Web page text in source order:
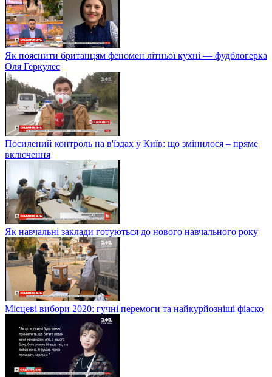
Як пояснити британцям феномен літньої кухні — фудблогерка
Оля Геркулес
Посилений контроль на в'їздах у Київ: що змінилося – пряме
включення
Як навчальні заклади готуються до нового навчального року
Місцеві вибори 2020: гучні перемоги та найкурйозніші фіаско